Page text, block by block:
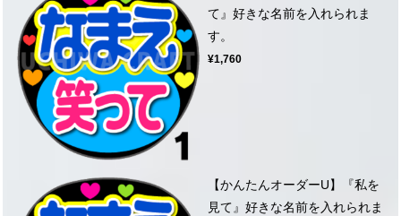
て』好きな名前を入れられま
す。
¥1,760
【かんたんオーダーU】『私を
見て』好きな名前を入れられま